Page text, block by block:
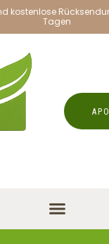
kostenlose
Tagen